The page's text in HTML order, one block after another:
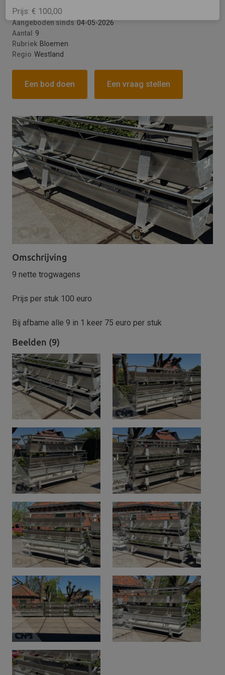
Prijs: € 100,00
Aangeboden sinds 04-05-2026
Aantal
9
Rubriek Bloemen
Regio Westland
Een bod doen Een vraag stellen
Omschrijving
9 nette trogwagens
Prijs per stuk 100 euro
Bij afbame alle 9 in 1 keer 75 euro per stuk
Beelden (9)
Versturen
This site is protected by reCAPTCHA and the
Google Privacy Policy